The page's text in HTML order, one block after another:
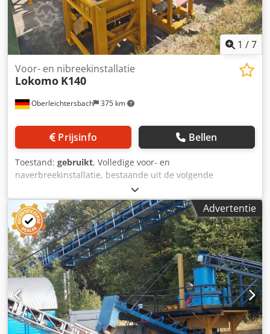
1 /7
Oberleichtersbach 375 km
Voor- en nibreekinstallatie
Lokomo K140
Prijsinfo Bellen
Toestand: gebruikt, Volledige voor- en
naverbreekinstallatie, bestaande uit de volgende
componenten: Voorbreker: LOKOMO K-140 enkel
schommelkaakbreker 1.400 x 1.200 mm, invoertrechter,
vibrerende invoer- en afvoertrog Naverbreker: LOKOMO
G4214 kegelbreker, kegel-Ø: 1.350 mm, invoer- en
uitvoerkast, elektrische en hydraulische installatie Dcodpfx
Aljwcyh Hj Sok Zeefinstallatie: LOKOMO B 256T,
zeefoppervlak: 4.000 x 1.300 mm, met staalconstructie
Naverbreker: LOKOMO S21-14 kegelbreker, kegel-Ø: 2.100
mm, hydraulische installatie; optioneel: met
staalconstructie Transportbanden: LOKOMO 800mm x
10m, 1200mm x 6m, 1000mm x 31m en 1400mm x 32m
Advertentie